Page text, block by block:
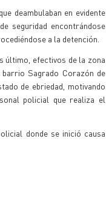
deambulaban en evidente
seguridad encontrándose
a la detención.
último, efectivos de la zona
Sagrado Corazón de
de ebriedad, motivando
policial que realiza el
donde se inició causa